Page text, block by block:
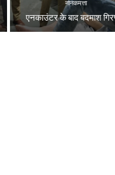
नानकमत्ता
एनकाउंटर के बाद बदमाश